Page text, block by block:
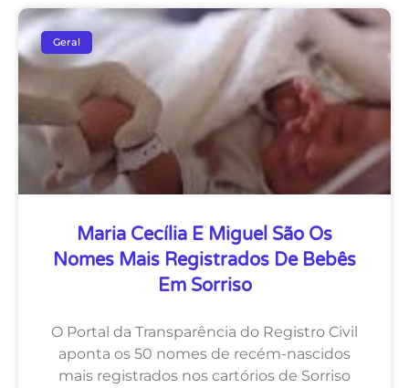
Geral
Maria Cecília E Miguel São Os
Nomes Mais Registrados De Bebês
Em Sorriso
O Portal da Transparência do Registro Civil
aponta os 50 nomes de recém-nascidos
mais registrados nos cartórios de Sorriso